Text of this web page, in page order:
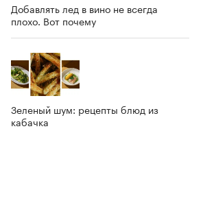
Добавлять лед в вино не всегда
плохо. Вот почему
Зеленый шум: рецепты блюд из
кабачка